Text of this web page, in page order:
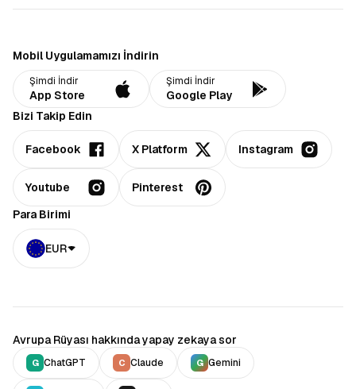
Mobil Uygulamamızı İndirin
Şimdi İndir
App Store
Şimdi İndir
Google Play
Bizi Takip Edin
Facebook X Platform Instagram
Youtube
Pinterest
Para Birimi
EUR
Avrupa Rüyası hakkında yapay zekaya sor
G ChatGPT C Claude G Gemini